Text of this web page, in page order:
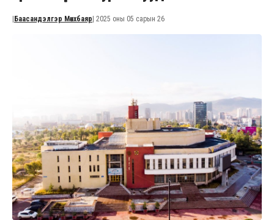
Баасандэлгэр Мөнхбаяр | 2025 оны 05 сарын 26